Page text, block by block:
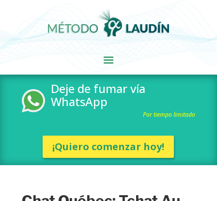
Deje de fumar vía
WhatsApp
Por tiempo limitado
¡Quiero comenzar hoy!